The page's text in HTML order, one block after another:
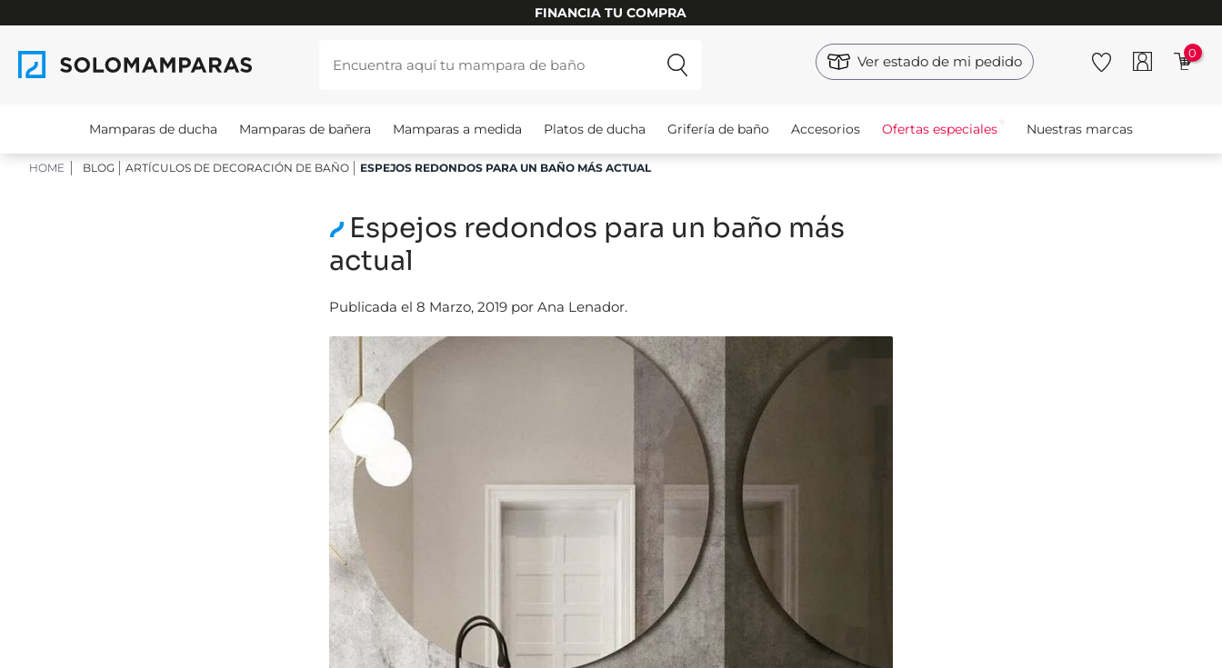
INSTALAMOS TU MAMPARA
Ver estado de mi pedido 0
Mamparas de ducha Mamparas de bañera Mamparas a medida Platos de ducha Grifería de baño Accesorios Ofertas especiales Nuestras marcas
HOME BLOG ARTÍCULOS DE DECORACIÓN DE BAÑO ESPEJOS REDONDOS PARA UN BAÑO MÁS ACTUAL
Espejos redondos para un baño más
actual
Publicada el 8 Marzo, 2019 por Ana Lenador.